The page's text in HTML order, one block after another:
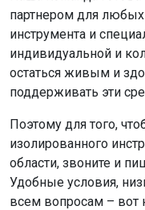
партнером для
инструмента и
индивидуальной и
остаться живым и
поддерживать эти
Поэтому для того,
изолированного
области, звоните и
Удобные условия,
всем вопросам – вот